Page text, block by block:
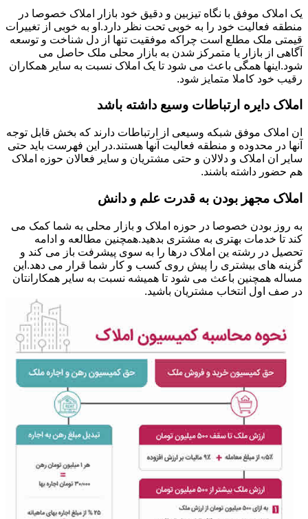
یک املاک موفق با نگاه تیزبین و دقیق خود بازار املاک خصوصا در
منطقه فعالیت خود را به خوبی تحت نظر دارد.او به خوبی از تغییرات
قیمتی ملک مطلع است چراکه موفقیت تنها از دل شناخت و توسعه
آگاهی از بازار یا متمرکز شدن به بازار محلی ملک حاصل می
شود.اینها همگی باعث می شود تا یک املاک نسبت به سایر همکاران
رقیب خود کاملا متمایز شود.
املاک دایره ارتباطات وسیع داشته باشد
ان املاک موفق شبکه وسیعی از ارتباطات دارند که بخش قابل توجه
آنها در محدوده و منطقه فعالیت آنها هستند.در این فهرست باید حتی
سایر ان املاک و دلالان و حتی مشتریان و سایر فعالان حوزه املاک
هم حضور داشته باشند.
املاک مجهز بودن به قدرت علم و دانش
به روز بودن خصوصا در حوزه املاک و بازار محلی به شما کمک می
کند تا خدمات بهتری به مشتری بدهید.همچنین مطالعه و ادامه
تحصیل در رشته ین املاک درها را به سوی پیشرفت باز می کند و
گزینه های بیشتری را پیش روی کسب و کار شما قرار می دهد.این
مساله همچنین باعث می شود تا همیشه نسبت به سایر همکارانتان
در صف اول انتخاب مشتریان باشید.